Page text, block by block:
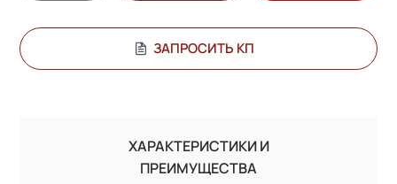
ЗАПРОСИТЬ КП
ХАРАКТЕРИСТИКИ И
ПРЕИМУЩЕСТВА